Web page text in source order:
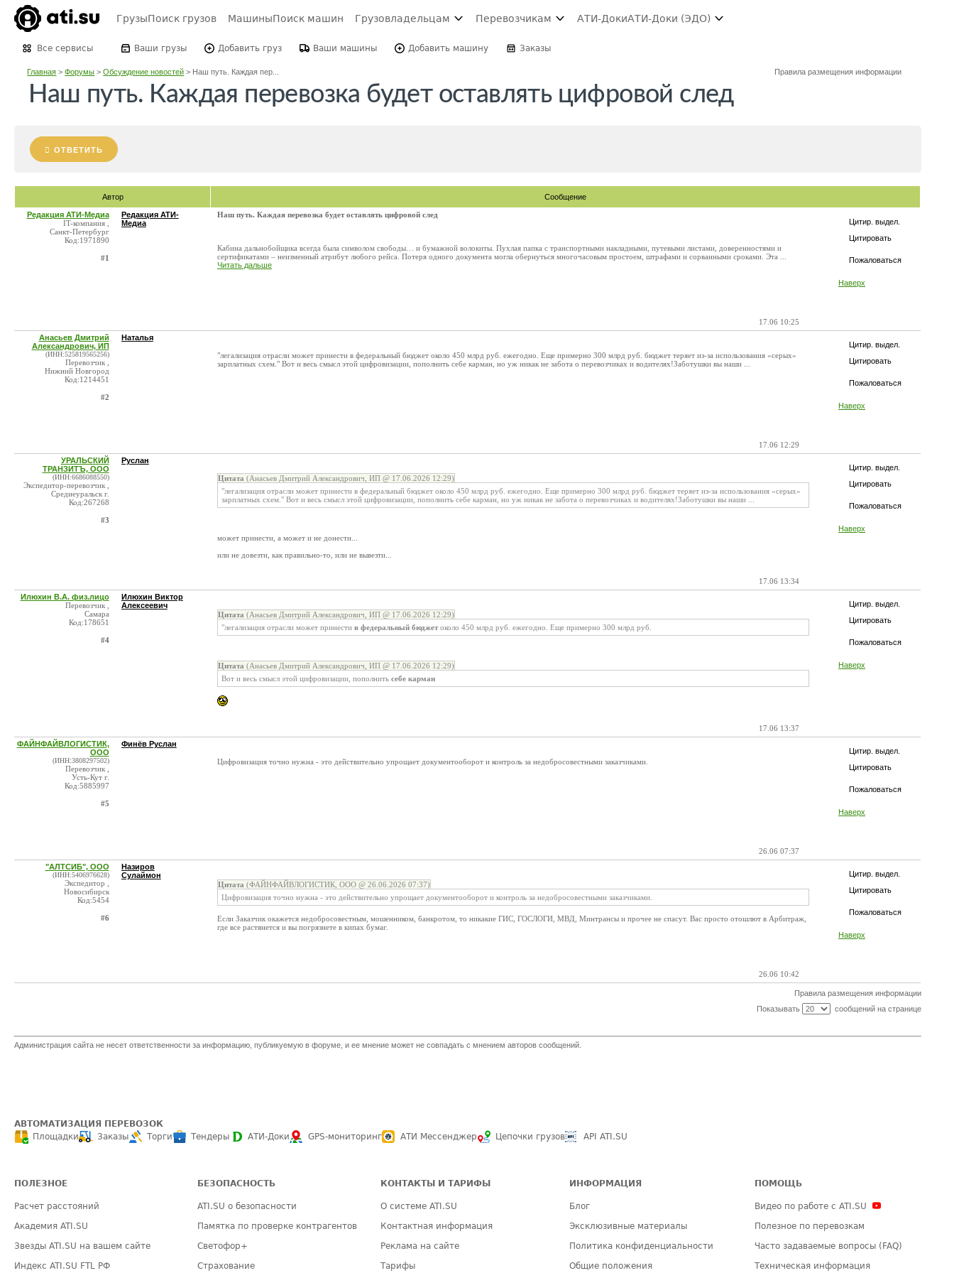
ГрузыПоиск грузов МашиныПоиск машин Грузовладельцам Перевозчикам АТИ-ДокиАТИ-Доки (ЭДО)
Все сервисы Ваши грузы Добавить груз Ваши машины Добавить машину Заказы
Главная >Форумы >Обсуждение новостей > Наш путь. Каждая пер... Правила размещения информации
Наш путь. Каждая перевозка будет оставлять цифровой след
ОТВЕТИТЬ
Автор Сообщение
Цитир. выдел.
Цитировать
Пожаловаться
Наверх
Редакция АТИ-Медиа
IT-компания ,
Санкт-Петербург
Код:1971890
#1
Редакция АТИ-
Медиа
Наш путь. Каждая перевозка будет оставлять цифровой след
Кабина дальнобойщика всегда была символом свободы… и бумажной волокиты. Пухлая папка с транспортными накладными, путевыми листами, доверенностями и
сертификатами – неизменный атрибут любого рейса. Потеря одного документа могла обернуться многочасовым простоем, штрафами и сорванными сроками. Эта ...
Читать дальше
17.06 10:25
Цитир. выдел.
Цитировать
Пожаловаться
Наверх
Анасьев Дмитрий
Александрович, ИП
(ИНН:525819565256)
Перевозчик ,
Нижний Новгород
Код:1214451
#2
Наталья
"легализация отрасли может принести в федеральный бюджет около 450 млрд руб. ежегодно. Еще примерно 300 млрд руб. бюджет теряет из-за использования «серых»
зарплатных схем." Вот и весь смысл этой цифровизации, пополнить себе карман, но уж никак не забота о перевозчиках и водителях!Заботушки вы наши ...
17.06 12:29
Цитир. выдел.
Цитировать
Пожаловаться
Наверх
УРАЛЬСКИЙ
ТРАНЗИТЪ, ООО
(ИНН:6686088550)
Экспедитор-перевозчик ,
Среднеуральск г.
Код:267268
#3
Руслан
Цитата (Анасьев Дмитрий Александрович, ИП @ 17.06.2026 12:29)
"легализация отрасли может принести в федеральный бюджет около 450 млрд руб. ежегодно. Еще примерно 300 млрд руб. бюджет теряет из-за использования «серых»
зарплатных схем." Вот и весь смысл этой цифровизации, пополнить себе карман, но уж никак не забота о перевозчиках и водителях!Заботушки вы наши ...
может принести, а может и не донести...
или не довезти, как правильно-то, или не вывезти...
17.06 13:34
Цитир. выдел.
Цитировать
Пожаловаться
Наверх
Илюхин В.А. физ.лицо
Перевозчик ,
Самара
Код:178651
#4
Илюхин Виктор
Алексеевич
Цитата (Анасьев Дмитрий Александрович, ИП @ 17.06.2026 12:29)
"легализация отрасли может принести в федеральный бюджетоколо 450 млрд руб. ежегодно. Еще примерно 300 млрд руб.
Цитата (Анасьев Дмитрий Александрович, ИП @ 17.06.2026 12:29)
Вот и весь смысл этой цифровизации, пополнить себе карман
17.06 13:37
Цитир. выдел.
Цитировать
Пожаловаться
Наверх
ФАЙНФАЙВЛОГИСТИК,
ООО
(ИНН:3808297502)
Перевозчик ,
Усть-Кут г.
Код:5885997
#5
Финёв Руслан
Цифровизация точно нужна - это действительно упрощает документооборот и контроль за недобросовестными заказчиками.
26.06 07:37
Цитир. выдел.
Цитировать
Пожаловаться
Наверх
"АЛТСИБ", ООО
(ИНН:5406976628)
Экспедитор ,
Новосибирск
Код:5454
#6
Назиров
Сулаймон
Цитата (ФАЙНФАЙВЛОГИСТИК, ООО @ 26.06.2026 07:37)
Цифровизация точно нужна - это действительно упрощает документооборот и контроль за недобросовестными заказчиками.
Если Заказчик окажется недобросовестным, мошенником, банкротом, то никакие ГИС, ГОСЛОГИ, МВД, Минтрансы и прочее не спасут. Вас просто отошлют в Арбитраж,
где все растянется и вы погрязнете в кипах бумаг.
26.06 10:42
Правила размещения информации
Показывать
сообщений на странице
Администрация сайта не несет ответственности за информацию, публикуемую в форуме, и ее мнение может не совпадать с мнением авторов сообщений.
АВТОМАТИЗАЦИЯ ПЕРЕВОЗОК
Площадки
Заказы Торги Тендеры АТИ-Доки GPS-мониторинг АТИ Мессенджер Цепочки грузов API ATI.SU
ПОЛЕЗНОЕ
Расчет расстояний
Академия ATI.SU
Звезды ATI.SU на вашем сайте
Индекс ATI.SU FTL РФ
БЕЗОПАСНОСТЬ
ATI.SU о безопасности
Памятка по проверке контрагентов
Светофор+
Страхование
КОНТАКТЫ И ТАРИФЫ
О системе ATI.SU
Контактная информация
Реклама на сайте
Тарифы
ИНФОРМАЦИЯ
Блог
Эксклюзивные материалы
Политика конфиденциальности
Общие положения
ПОМОЩЬ
Видео по работе с ATI.SU
Полезное по перевозкам
Часто задаваемые вопросы (FAQ)
Техническая информация